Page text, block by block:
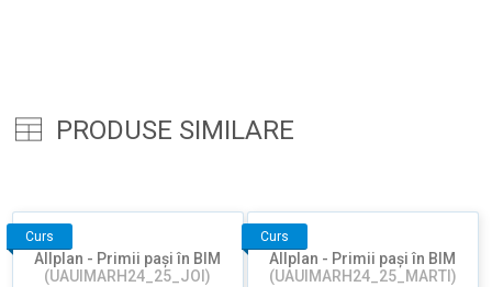
PRODUSE SIMILARE
Curs
Allplan - Primii pași în BIM
(UAUIMARH24_25_JOI)
Curs
Allplan - Primii pași în BIM
(UAUIMARH24_25_MARTI)